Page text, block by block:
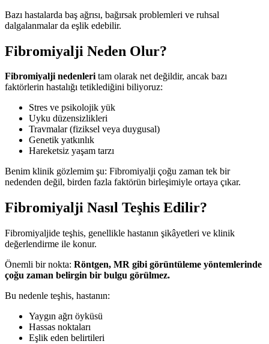
Bazı hastalarda baş ağrısı, bağırsak problemleri ve ruhsal
dalgalanmalar da eşlik edebilir.
Fibromiyalji Neden Olur?
Fibromiyalji nedenleritam olarak net değildir, ancak bazı
faktörlerin hastalığı tetiklediğini biliyoruz:
Stres ve psikolojik yük
Uyku düzensizlikleri
Travmalar (fiziksel veya duygusal)
Genetik yatkınlık
Hareketsiz yaşam tarzı
Benim klinik gözlemim şu: Fibromiyalji çoğu zaman tek bir
nedenden değil, birden fazla faktörün birleşimiyle ortaya çıkar.
Fibromiyalji Nasıl Teşhis Edilir?
Fibromiyaljide teşhis, genellikle hastanın şikâyetleri ve klinik
değerlendirme ile konur.
Önemli bir nokta: Röntgen, MR gibi görüntüleme yöntemlerinde
çoğu zaman belirgin bir bulgu görülmez.
Bu nedenle teşhis, hastanın:
Yaygın ağrı öyküsü
Hassas noktaları
Eşlik eden belirtileri